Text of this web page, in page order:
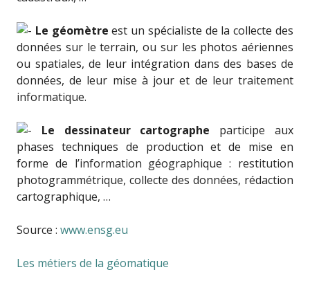
Le géomètre est un spécialiste de la collecte des
données sur le terrain, ou sur les photos aériennes
ou spatiales, de leur intégration dans des bases de
données, de leur mise à jour et de leur traitement
informatique.
Le dessinateur cartographe participe aux
phases techniques de production et de mise en
forme de l’information géographique : restitution
photogrammétrique, collecte des données, rédaction
cartographique, …
Source : www.ensg.eu
Les métiers de la géomatique